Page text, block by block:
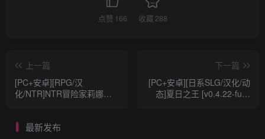
点赞 166 收藏288
上一篇
[PC+安卓][RPG/汉
化/NTR]NTR冒险家莉娜～
想/1.12G]
下一篇
[PC+安卓][日系SLG/汉化/动
态]夏日之王 [v0.4.22-full]
最新发布